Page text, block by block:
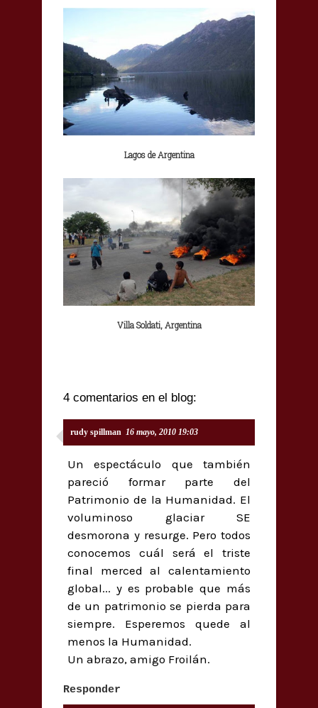
Lagos de Argentina
Villa Soldati, Argentina
4 comentarios en el blog:
rudy spillman 16 mayo, 2010 19:03
Un espectáculo que también
pareció formar parte del
Patrimonio de la Humanidad. El
voluminoso glaciar SE
desmorona y resurge. Pero todos
conocemos cuál será el triste
final merced al calentamiento
global... y es probable que más
de un patrimonio se pierda para
siempre. Esperemos quede al
menos la Humanidad.
Un abrazo, amigo Froilán.
Responder